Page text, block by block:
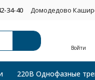
34-40 Домодедово
Войти
220В Однофазные